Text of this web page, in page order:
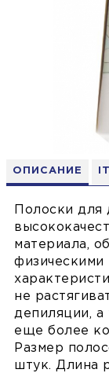
ОПИСАНИЕ
Полоски для
материала,
физическими
не
депиляции, а
еще более
Размер
штук. Длина